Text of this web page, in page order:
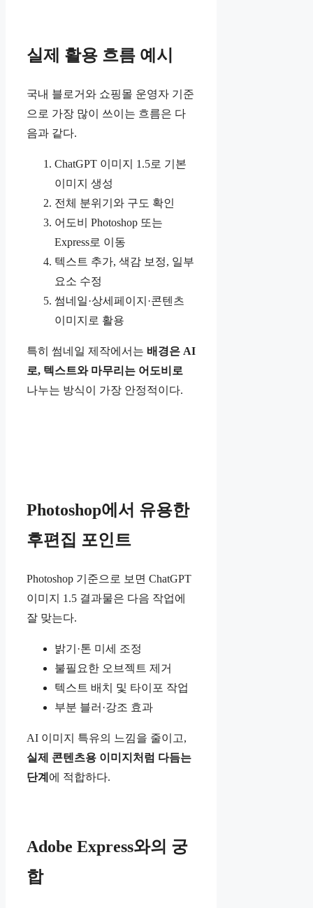
실제 활용 흐름 예시
국내 블로거와 쇼핑몰 운영자 기준
으로 가장 많이 쓰이는 흐름은 다
음과 같다.
ChatGPT 이미지 1.5로 기본
이미지 생성
전체 분위기와 구도 확인
어도비 Photoshop 또는
Express로 이동
텍스트 추가, 색감 보정, 일부
요소 수정
썸네일·상세페이지·콘텐츠
이미지로 활용
특히 썸네일 제작에서는 배경은 AI
로, 텍스트와 마무리는 어도비로
나누는 방식이 가장 안정적이다.
Photoshop에서 유용한
후편집 포인트
Photoshop 기준으로 보면 ChatGPT
이미지 1.5 결과물은 다음 작업에
잘 맞는다.
밝기·톤 미세 조정
불필요한 오브젝트 제거
텍스트 배치 및 타이포 작업
부분 블러·강조 효과
AI 이미지 특유의 느낌을 줄이고,
실제 콘텐츠용 이미지처럼 다듬는
단계 에 적합하다.
Adobe Express와의 궁
합